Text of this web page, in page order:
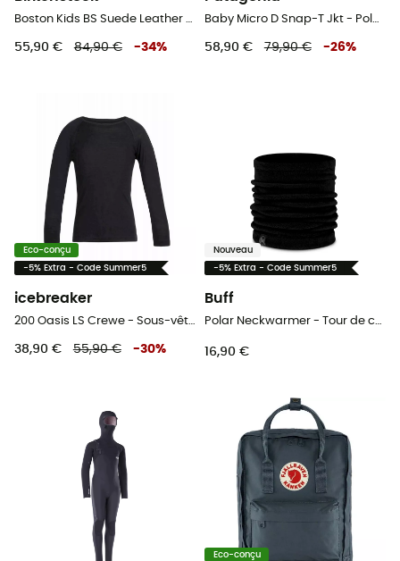
Boston Kids BS Suede Leather - Sandales enfant
55,90 € 84,90 € -34%
Baby Micro D Snap-T Jkt - Polaire enfant
58,90 € 79,90 € -26%
Eco-conçu
-5% Extra - Code Summer5
icebreaker
200 Oasis LS Crewe - Sous-vêtement mérinos enfant
38,90 € 55,90 € -30%
Nouveau
-5% Extra - Code Summer5
Buff
Polar Neckwarmer - Tour de cou enfant
16,90 €
Eco-conçu